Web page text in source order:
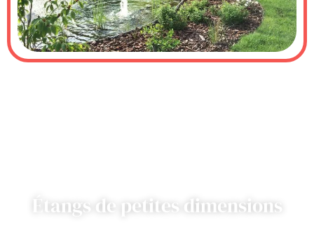
Étangs de petites dimensions